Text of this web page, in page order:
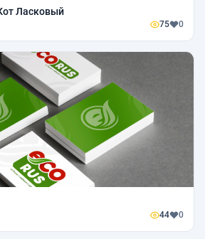
Ласковый
75 0
44 0